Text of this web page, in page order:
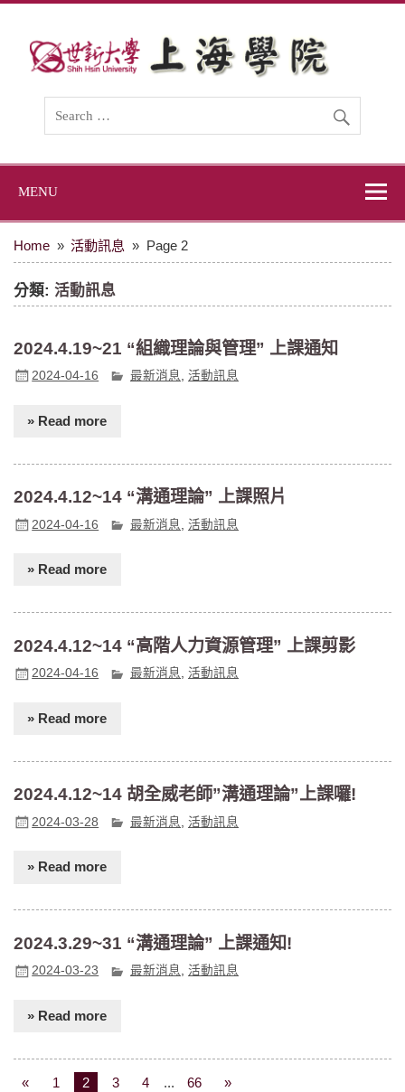
Skip
世新大學上海學
世新大學上海學院網站
MENU
Home 活動訊息 Page 2
分類:活動訊息
2024.4.19~21 “組織理論與管理” 上課通知
2024-04-16 最新消息 ,活動訊息
» Read more
2024.4.12~14 “溝通理論” 上課照片
2024-04-16 最新消息 ,活動訊息
» Read more
2024.4.12~14 “高階人力資源管理” 上課剪影
2024-04-16 最新消息,活動訊息
» Read more
2024.4.12~14 胡全威老師”溝通理論”上課囉!
2024-03-28 最新消息 ,活動訊息
» Read more
2024.3.29~31 “溝通理論” 上課通知!
2024-03-23 最新消息,活動訊息
» Read more
« 1 2 3 4 ... 66 »